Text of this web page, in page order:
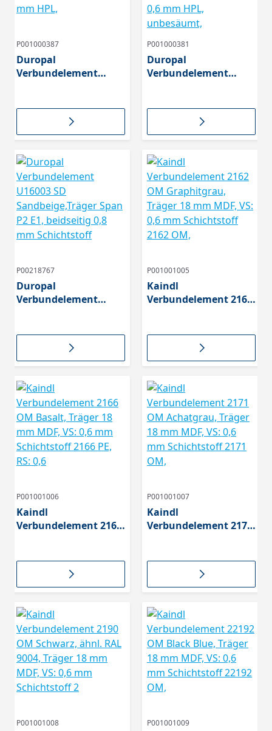
P001000387
Duropal
Verbundelement
Multiplex, beids. 0,8
P001000381
Duropal
Verbundelement
18 mm Span P2, beids.
0,6 mm HPL,
unbesäumt,
P00218767
Duropal
Verbundelement
Span P2 E1, beidseitig
0,8 mm Schichtstoff
P001001005
Kaindl
Verbundelement 2162
VS: 0,6 mm
Schichtstoff 2162 OM,
P001001006
Kaindl
Verbundelement 2166
Schichtstoff 2166 PE,
P001001007
Kaindl
Verbundelement 2171
mm Schichtstoff 2171
P001001008 P001001009